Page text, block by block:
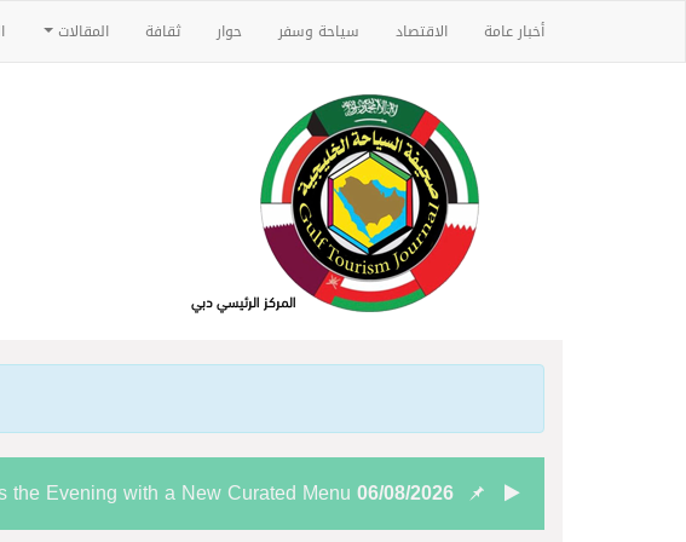
أخبار عامة الاقتصاد سياحة وسفر حوار ثقافة المقالات
06/08/2026
Evening with a New Curated Menu
06/08/2026 “شاماس” يقدّم تجربة مسائية راقية مع